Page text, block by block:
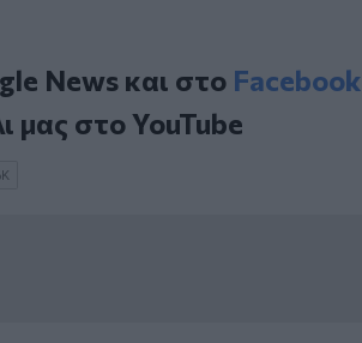
Newsκαι στο Facebook
μας στοYouTube